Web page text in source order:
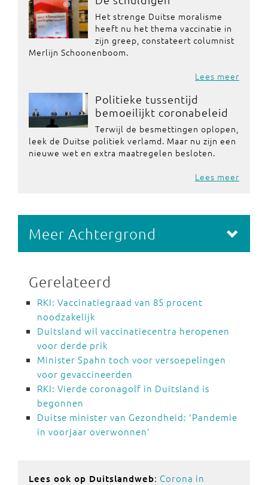
Het strenge Duitse moralisme
heeft nu het thema vaccinatie in
zijn greep, constateert columnist
Merlijn Schoonenboom.
Lees meer
Politieke tussentijd
bemoeilijkt coronabeleid
Terwijl de besmettingen oplopen,
leek de Duitse politiek verlamd. Maar nu zijn een
nieuwe wet en extra maatregelen besloten.
Lees meer
Meer Achtergrond
Gerelateerd
RKI: Vaccinatiegraad van 85 procent
noodzakelijk
Duitsland wil vaccinatiecentra heropenen
voor derde prik
Minister Spahn toch voor versoepelingen
voor gevaccineerden
RKI: Vierde coronagolf in Duitsland is
begonnen
Duitse minister van Gezondheid: 'Pandemie
in voorjaar overwonnen'
Lees ook op Duitslandweb: Corona in